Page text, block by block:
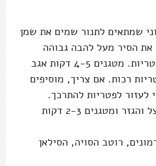
שמתאים לתנור שמים את שמן
את הסיר מעל להבה גבוהה
ומוסיפים את הפטריות. מטגנים 4-5 דקות אגב
רכות. אם צריך, מוסיפים
מוסיפים את הבצל והגזר ומטגנים 2-3 דקות
רוטב הסויה, הסילאן